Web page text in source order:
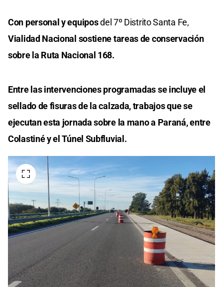
Con personal y equiposdel 7º Distrito Santa Fe,
Vialidad Nacional sostiene tareas de conservación
sobre la Ruta Nacional 168.
Entre las intervenciones programadas se incluye el
sellado de fisuras de la calzada, trabajos que se
ejecutan esta jornada sobre la mano a Paraná, entre
Colastiné y el Túnel Subfluvial.